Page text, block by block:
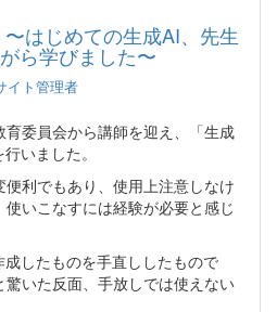
はじめての生成AI、先生
ら学びました〜
イト管理者
育委員会から講師を迎え、「生成
いました。
利でもあり、使用上注意しなけ
いこなすには経験が必要と感じ
したものを手直ししたもので
いた反面、手放しでは使えない